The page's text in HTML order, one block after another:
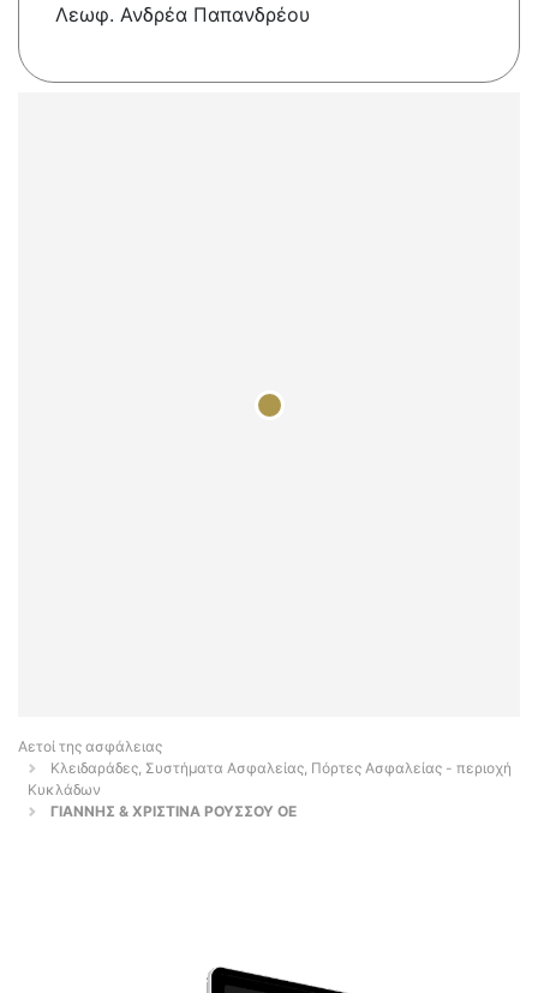
Λεωφ. Ανδρέα Παπανδρέου
Αετοί της ασφάλειας
Κλειδαράδες, Συστήματα Ασφαλείας, Πόρτες Ασφαλείας - περιοχή
Κυκλάδων
ΓΙΑΝΝΗΣ & ΧΡΙΣΤΙΝΑ ΡΟΥΣΣΟΥ ΟΕ